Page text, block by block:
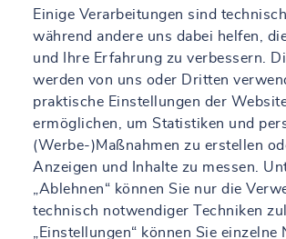
Einige Verarbeitungen sind
während andere uns dabei helfen,
und Ihre Erfahrung zu verbessern.
werden von uns oder Dritten
praktische Einstellungen der
ermöglichen, um Statistiken und
(Werbe-)Maßnahmen zu erstellen
Anzeigen und Inhalte zu messen.
„Ablehnen“ können Sie nur die
technisch notwendiger Techniken
„Einstellungen“ können Sie einzelne